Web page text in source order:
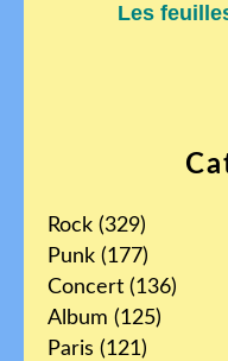
Rock (329)
Punk (177)
Concert (136)
Album (125)
Paris (121)
Les